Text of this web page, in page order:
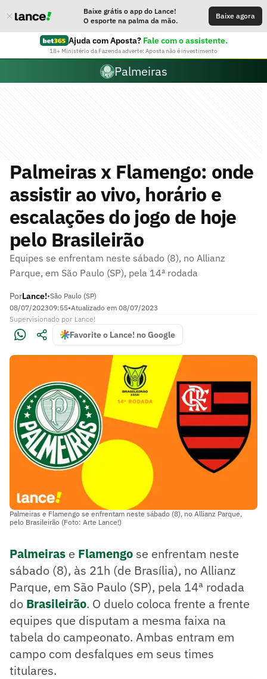
Baixe grátis o app do Lance!
O esporte na palma da mão.
Baixe agora
Ajuda com Aposta? Fale com o assistente.
18+ Ministério da Fazenda adverte: Aposta não é investimento
Palmeiras
Palmeiras x Flamengo: onde
assistir ao vivo, horário e
escalações do jogo de hoje
pelo Brasileirão
Equipes se enfrentam neste sábado (8), no Allianz
Parque, em São Paulo (SP), pela 14ª rodada
PorLance!•São Paulo (SP)
08/07/202309:55•Atualizado em 08/07/2023
Supervisionado por Lance!
Favorite o Lance! no Google
Palmeiras e Flamengo se enfrentam neste sábado (8), no Allianz Parque,
pelo Brasileirão (Foto: Arte Lance!)
Palmeiras e Flamengo se enfrentam neste
sábado (8), às 21h (de Brasília), no Allianz
Parque, em São Paulo (SP), pela 14ª rodada
do Brasileirão. O duelo coloca frente a frente
equipes que disputam a mesma faixa na
tabela do campeonato. Ambas entram em
campo com desfalques em seus times
titulares.